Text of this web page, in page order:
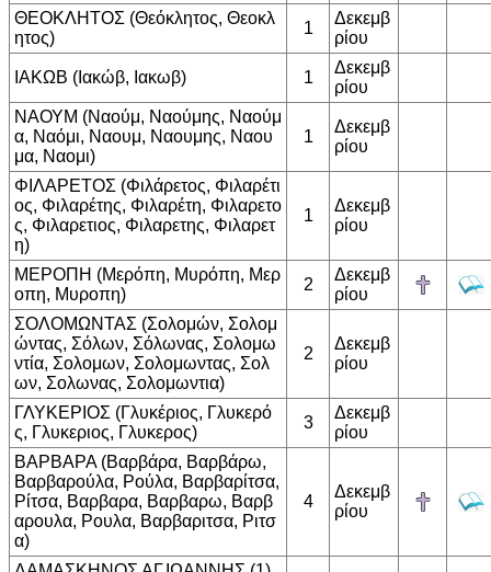
ΘΕΟΚΛΗΤΟΣ (Θεόκλητος, Θεοκλ
ητος)
1
Δεκεμβ
ρίου
ΙΑΚΩΒ (Ιακώβ, Ιακωβ) 1
Δεκεμβ
ρίου
ΝΑΟΥΜ (Ναούμ, Ναούμης, Ναούμ
α, Ναόμι, Ναουμ, Ναουμης, Ναου
μα, Ναομι)
1
Δεκεμβ
ρίου
ΦΙΛΑΡΕΤΟΣ (Φιλάρετος, Φιλαρέτι
ος, Φιλαρέτης, Φιλαρέτη, Φιλαρετο
ς, Φιλαρετιος, Φιλαρετης, Φιλαρετ
η)
1
Δεκεμβ
ρίου
ΜΕΡΟΠΗ (Μερόπη, Μυρόπη, Μερ
οπη, Μυροπη)
2
Δεκεμβ
ρίου
ΣΟΛΟΜΩΝΤΑΣ (Σολομών, Σολομ
ώντας, Σόλων, Σόλωνας, Σολομω
ντία, Σολομων, Σολομωντας, Σολ
ων, Σολωνας, Σολομωντια)
2
Δεκεμβ
ρίου
ΓΛΥΚΕΡΙΟΣ (Γλυκέριος, Γλυκερό
ς, Γλυκεριος, Γλυκερος)
3
Δεκεμβ
ρίου
ΒΑΡΒΑΡΑ (Βαρβάρα, Βαρβάρω,
Βαρβαρούλα, Ρούλα, Βαρβαρίτσα,
Ρίτσα, Βαρβαρα, Βαρβαρω, Βαρβ
αρουλα, Ρουλα, Βαρβαριτσα, Ριτσ
α)
4
Δεκεμβ
ρίου